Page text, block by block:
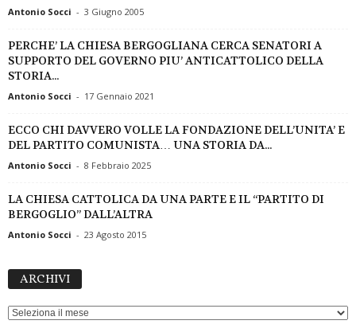
Antonio Socci - 3 Giugno 2005
PERCHE’ LA CHIESA BERGOGLIANA CERCA SENATORI A
SUPPORTO DEL GOVERNO PIU’ ANTICATTOLICO DELLA
STORIA...
Antonio Socci - 17 Gennaio 2021
ECCO CHI DAVVERO VOLLE LA FONDAZIONE DELL’UNITA’ E
DEL PARTITO COMUNISTA… UNA STORIA DA...
Antonio Socci - 8 Febbraio 2025
LA CHIESA CATTOLICA DA UNA PARTE E IL “PARTITO DI
BERGOGLIO” DALL’ALTRA
Antonio Socci - 23 Agosto 2015
ARCHIVI